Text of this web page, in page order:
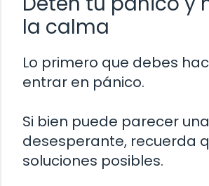
la calma
Lo primero que debes
entrar en pánico.
Si bien puede parecer
desesperante, recuerda
soluciones posibles.